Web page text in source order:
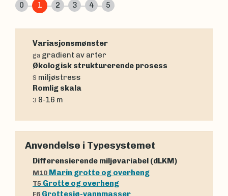
0
1 2 3 4 5
Variasjonsmønster
ga gradient av arter
Økologisk strukturerende prosess
S miljøstress
Romlig skala
3 8-16 m
Anvendelse i Typesystemet
Differensierende miljøvariabel (dLKM)
M10 Marin grotte og overheng
T5 Grotte og overheng
F6 Grottesjø-vannmasser